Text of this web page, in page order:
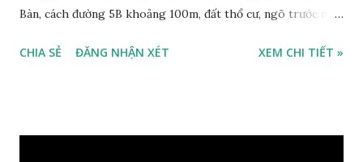
Bàn, cách đường 5B khoảng 100m, đất thổ cư, ngõ trước nhà
mặt tiền 5m, sổ đỏ chính chủ, giá bán 30 triệu/m2. Liên hệ:
CHIA SẺ ĐĂNG NHẬN XÉT XEM CHI TIẾT »